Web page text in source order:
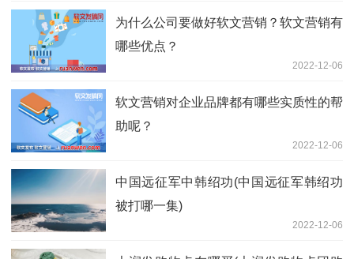
为什么公司要做好软文营销？软文营销有
哪些优点？
2022-12-06
软文营销对企业品牌都有哪些实质性的帮
助呢？
2022-12-06
中国远征军中韩绍功(中国远征军韩绍功
被打哪一集)
2022-12-06